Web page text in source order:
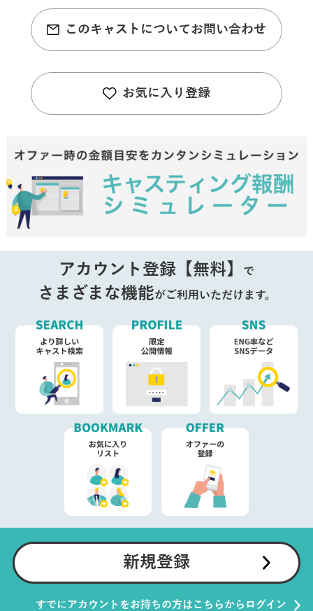
このキャストについてお問い合わせ
お気に入り登録
アカウント登録【無料】 で
さまざまな機能がご利用いただけます。
新規登録
すでにアカウントをお持ちの方はこちらからログイン